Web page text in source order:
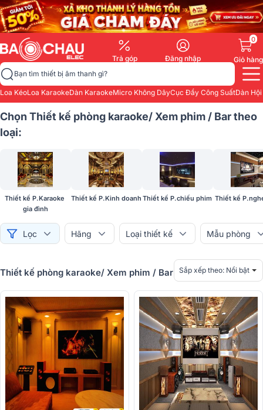
Trả góp Đăng nhập
0
Giỏ hàng
Bạn tìm thiết bị âm thanh gì?
Loa KéoLoa KaraokeDàn KaraokeMicro Không DâyCục Đẩy Công SuấtDàn
Chọn Thiết kế phòng karaoke/ Xem phim / Bar theo
loại:
Thiết kế P.Karaoke
gia đình
Thiết kế P.Kinh doanh Thiết kế P.chiếu phim Thiết kế
Lọc Hãng Loại thiết kế Mẫu phòng
Thiết kế phòng karaoke/ Xem phim / Bar Sắp xếp theo: Nổi bật